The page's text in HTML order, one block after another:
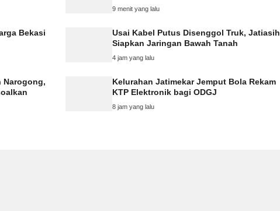
9 menit yang lalu
Bekasi
Usai Kabel Putus Disenggol Truk, Jatiasih
Siapkan Jaringan Bawah Tanah
4 jam yang lalu
Narogong,
Kelurahan Jatimekar Jemput Bola Rekam
KTP Elektronik bagi ODGJ
8 jam yang lalu